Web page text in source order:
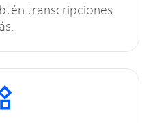
transcripciones